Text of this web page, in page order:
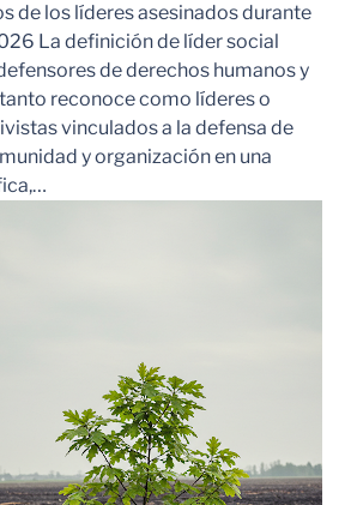
de los líderes asesinados durante
La definición de líder social
de derechos humanos y
reconoce como líderes o
vinculados a la defensa de
y organización en una